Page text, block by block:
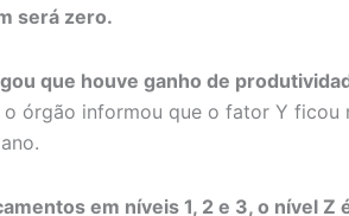
será zero.
que houve ganho de
órgão informou que o fator Y ficou
em níveis 1, 2 e 3, o nível Z